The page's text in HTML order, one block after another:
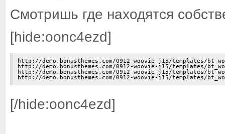
Смотришь где находятся
[hide:oonc4ezd]
http://demo.bonusthemes.com/0912-woovie-j15/templates/
http://demo.bonusthemes.com/0912-woovie-j15/templates/
http://demo.bonusthemes.com/0912-woovie-j15/templates/
http://demo.bonusthemes.com/0912-woovie-j15/templates/
[/hide:oonc4ezd]